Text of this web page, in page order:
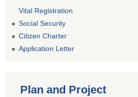
Vital Registration
Social Security
Citizen Charter
Application Letter
Plan and Project